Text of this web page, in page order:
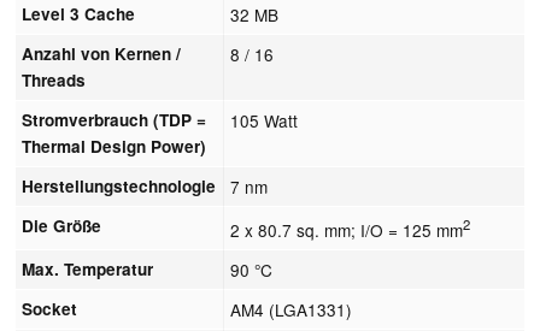
Level 3 Cache 32 MB
Anzahl von Kernen /
Threads
8 / 16
Stromverbrauch (TDP =
Thermal Design Power)
105 Watt
Herstellungstechnologie 7 nm
Die Größe 2 x 80.7 sq. mm; I/O = 125 mm2
Max. Temperatur 90 °C
Socket AM4 (LGA1331)